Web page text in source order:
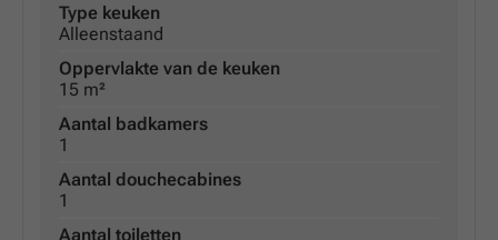
Type keuken
Alleenstaand
Oppervlakte van de keuken
15 m²
Aantal badkamers
1
Aantal douchecabines
1
Aantal toiletten